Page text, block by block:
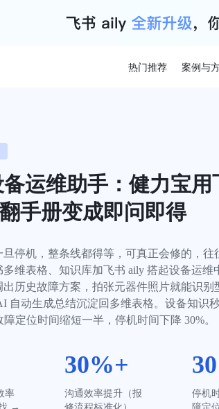
热门推荐 案例与
运维助手：健力宝用
手册变成即问即得
停机，整条线都得等，可真正会修的，往
维表格、知识库加飞书 aily 搭起设备运维
历史故障方案，拍张元器件照片就能识别
自动生成总结沉淀回多维表格。设备知识
障定位时间缩短一半，停机时间下降 30%。
率
30%+
沟通效率提升（报
停机